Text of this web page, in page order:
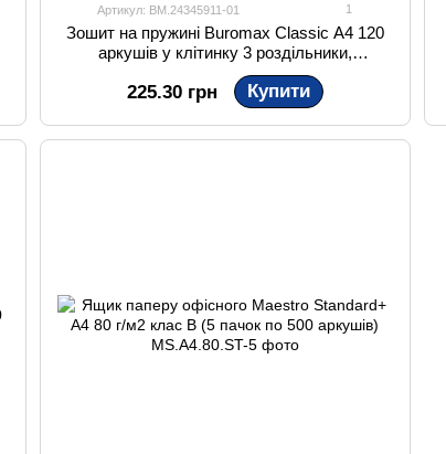
Артикул: BM.24345911-01 1
Зошит на пружині Buromax Classic А4 120
аркушів у клітинку 3 роздільники,
пластикова обкладинка, чорний
225.30 грн Купити